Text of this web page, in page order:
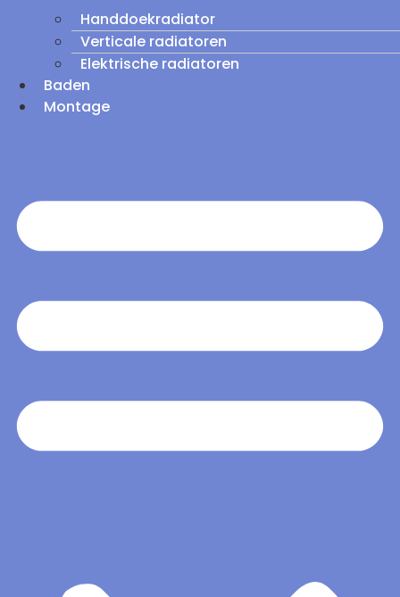
Handdoekradiator
Verticale radiatoren
Elektrische radiatoren
Baden
Montage